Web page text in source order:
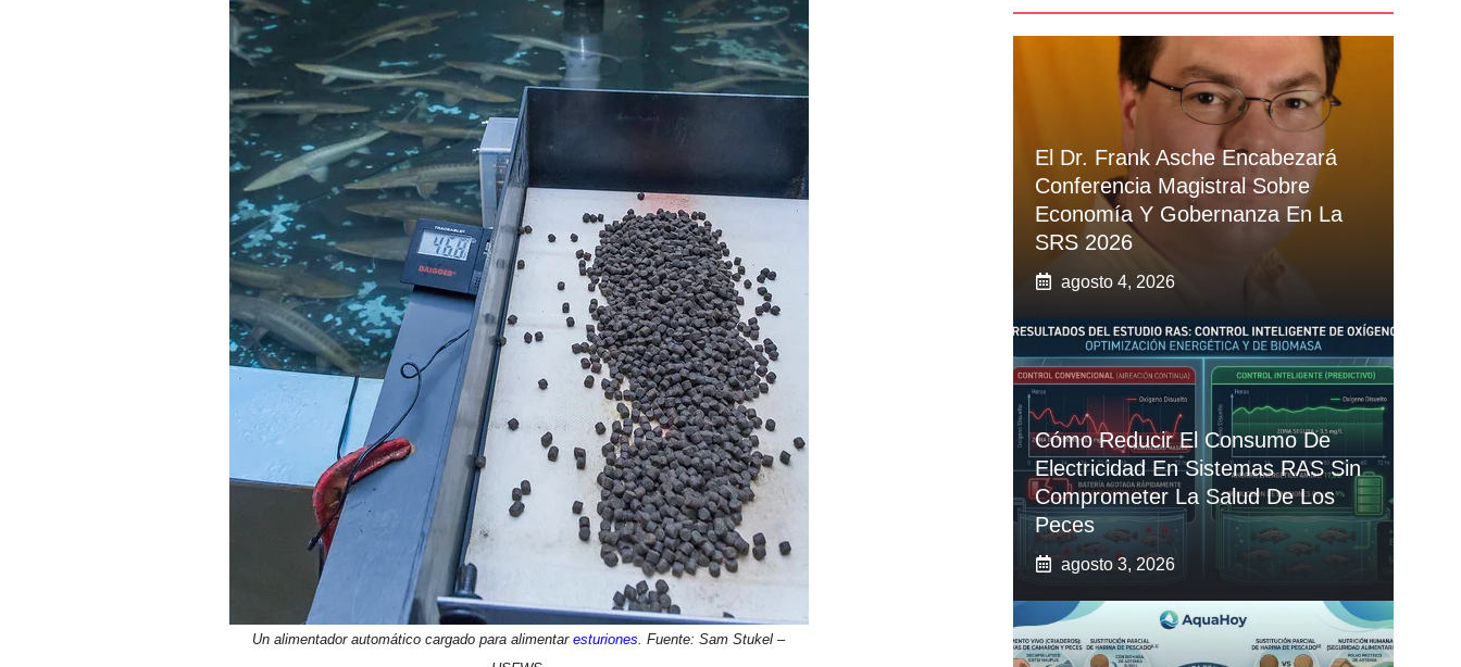
Un alimentador automático cargado para alimentar esturiones . Fuente: Sam Stukel –
El Dr. Frank Asche Encabezará
Conferencia Magistral Sobre
Economía Y Gobernanza En La
SRS 2026
agosto 4, 2026
Cómo Reducir El Consumo De
Electricidad En Sistemas RAS Sin
Comprometer La Salud De Los
Peces
agosto 3, 2026